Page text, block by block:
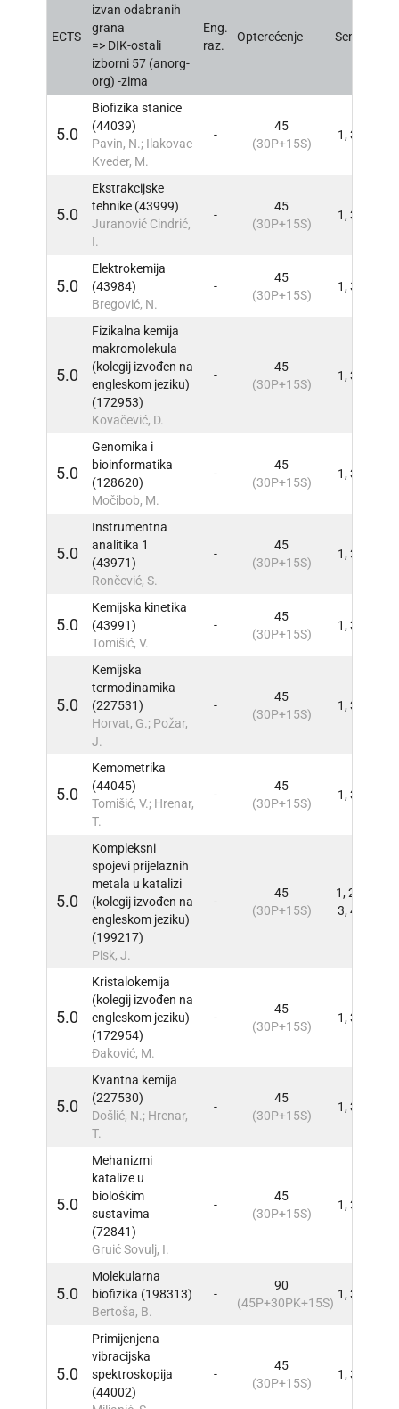
ECTS
izvan odabranih
grana
=> DIK-ostali
izborni 57 (anorg-
org) -zima
Eng.
raz.
Opterećenje Sem
5.0
Biofizika stanice
(44039)
Pavin, N.; Ilakovac
Kveder, M.
-
45
(30P+15S)
1, 3
5.0
Ekstrakcijske
tehnike (43999)
Juranović Cindrić,
I.
-
45
(30P+15S)
1, 3
5.0
Elektrokemija
(43984)
Bregović, N.
-
45
(30P+15S)
1, 3
5.0
Fizikalna kemija
makromolekula
(kolegij izvođen na
engleskom jeziku)
(172953)
Kovačević, D.
-
45
(30P+15S)
1, 3
5.0
Genomika i
bioinformatika
(128620)
Močibob, M.
-
45
(30P+15S)
1, 3
5.0
Instrumentna
analitika 1
(43971)
Rončević, S.
-
45
(30P+15S)
1, 3
5.0
Kemijska kinetika
(43991)
Tomišić, V.
-
45
(30P+15S)
1, 3
5.0
Kemijska
termodinamika
(227531)
Horvat, G.; Požar,
J.
-
45
(30P+15S)
1, 3
5.0
Kemometrika
(44045)
Tomišić, V.; Hrenar,
T.
-
45
(30P+15S)
1, 3
5.0
Kompleksni
spojevi prijelaznih
metala u katalizi
(kolegij izvođen na
engleskom jeziku)
(199217)
Pisk, J.
-
45
(30P+15S)
1, 2,
3, 4
5.0
Kristalokemija
(kolegij izvođen na
engleskom jeziku)
(172954)
Đaković, M.
-
45
(30P+15S)
1, 3
5.0
Kvantna kemija
(227530)
Došlić, N.; Hrenar,
T.
-
45
(30P+15S)
1, 3
5.0
Mehanizmi
katalize u
biološkim
sustavima
(72841)
Gruić Sovulj, I.
-
45
(30P+15S)
1, 3
5.0
Molekularna
biofizika (198313)
Bertoša, B.
-
90
(45P+30PK+15S)
1, 3
5.0
Primijenjena
vibracijska
spektroskopija
(44002)
-
45
(30P+15S)
1, 3